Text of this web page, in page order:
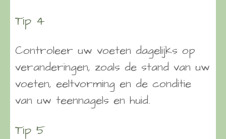
Tip 4
Controleer uw voeten dagelijks op
veranderingen, zoals de stand van uw
voeten, eeltvorming en de conditie
van uw teennagels en huid.
Tip 5